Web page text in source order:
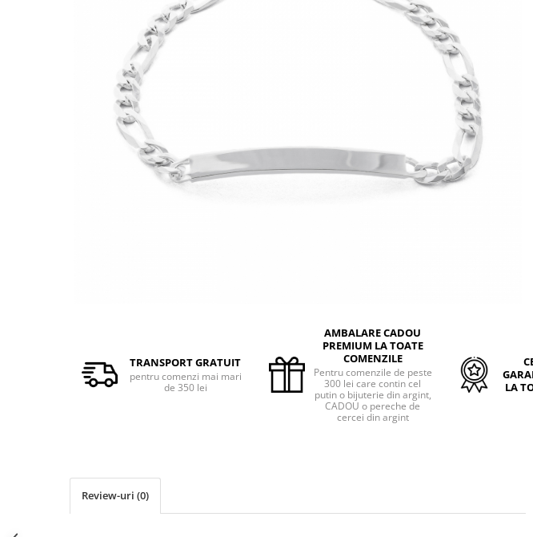
BRATARI PENTRU PICIOR
BRATARA TIP ROZARIU
LANTURI TIP ROZARIU
TRANSPORT GRATUIT
pentru comenzi mai mari
de 350 lei
AMBALARE CADOU
PREMIUM LA TOATE
COMENZILE
Pentru comenzile de peste
300 lei care contin cel
putin o bijuterie din argint,
CADOU o pereche de
cercei din argint
LA
Review-uri (0)